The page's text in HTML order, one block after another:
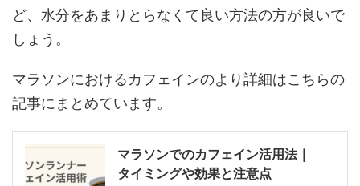
ど、水分をあまりとらなくて良い方法の方が良いで
しょう。
マラソンにおけるカフェインのより詳細はこちらの
記事にまとめています。
マラソンでのカフェイン活用法｜
タイミングや効果と注意点